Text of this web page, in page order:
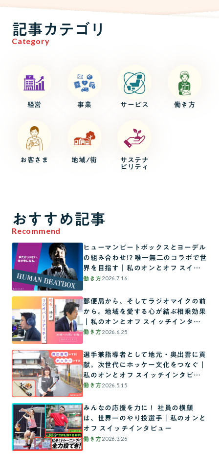
記事カテゴリ
Category
経営 事業 サービス 働き方
お客さま 地域/街
サステナ
ビリティ
おすすめ記事
Recommend
ヒューマンビートボックスとヨーデル
の組み合わせ!? 唯一無二のコラボで世
界を目指す｜私のオンとオフ スイッ
チインタビュー
働き方2026.7.16
郵便局から、そしてラジオマイクの前
から。地域を愛する心が結ぶ相乗効果
｜私のオンとオフ スイッチインタビ
ュー
働き方2026.6.25
選手兼指導者として地元・奥出雲に貢
献。次世代にホッケー文化をつなぐ｜
私のオンとオフ スイッチインタビュ
ー
働き方2026.5.15
みんなの応援を力に！ 社員の横顔
は、世界一のやり投選手│私のオンと
オフ スイッチインタビュー
働き方2026.3.26